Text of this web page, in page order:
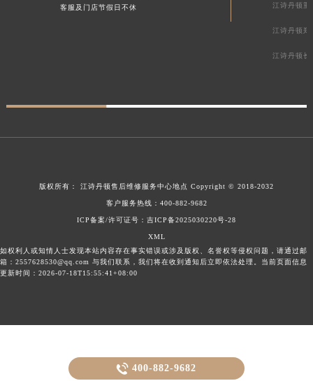
客服及门店节假日不休
江诗丹顿重
江诗丹顿郑
江诗丹顿长
版权所有： 江诗丹顿售后维修服务中心地点 Copyright © 2018-2032
客户服务热线： 400-882-9682
ICP备案/许可证号：吉ICP备2025030220号-28
XML
如权利人或知情人士发现本站内容存在事实错误或涉及版权、名誉权等侵权问题，请通过邮
箱：2557628530@qq.com 与我们联系，我们将在收到通知后立即依法处理。当前页面信息
更新时间：2026-07-18T15:55:41+08:00
 400-882-9682